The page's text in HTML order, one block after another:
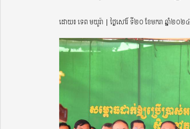
ដោយ៖ ទេព មយូរ៉ា ​​ | ថ្ងៃសៅរ៍ ទី២០ ខែមករា ឆ្នាំ២០២៤